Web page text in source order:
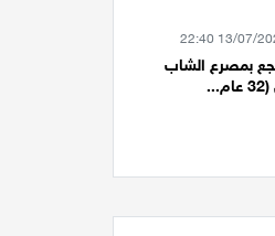
بمصرع الشاب